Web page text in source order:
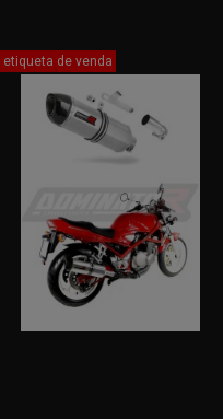
etiqueta de venda